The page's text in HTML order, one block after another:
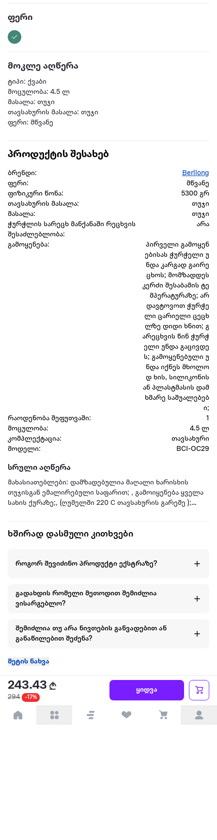
ფერი
მოკლე აღწერა
ტიპი: ქვაბი
მოცულობა: 4.5 ლ
მასალა: თუჯი
თავსახურის მასალა: თუჯი
ფერი: მწვანე
243.43
294 -17%
ყიდვა
პროდუქტის შესახებ
ბრენდი:
Berllong
ფერი:
მწვანე
ფიზიკური წონა:
5300 გრ
თავსახურის მასალა:
თუჯი
მასალა:
თუჯი
ჭურჭლის სარეცხ მანქანაში რეცხვის
შესაძლებლობა:
არა
გამოყენება:
პირველი გამოყენ
ებისას ჭურჭელი უ
ნდა კარგად გაირე
ცხოს; მომზადდეს
კერძი შესაბამის ტე
მპერატურაზე; არ
დავტოვოთ ჭურჭე
ლი ცარიელი ცეცხ
ლზე დიდი ხნით; გ
არეცხვის წინ ჭურჭ
ელი უნდა გაცივდე
ს; გამოყენებული უ
ნდა იქნეს მხოლო
დ ხის, სილიკონის
ან პლასტმასის დამ
ხმარე საშუალებებ
ი;
რაოდენობა შეფუთვაში:
1
მოცულობა:
4.5 ლ
კომპლექტაცია:
თავსახური
მოდელი:
BCI-OC29
სრული აღწერა
მახასიათებლები: დამზადებულია მაღალი ხარისხის
თუჯისგან ემალირებული საფარით; , გამოიყენება ყველა
სახის ქურაზე;, (ღუმელში 220 C თავსახურის გარეშე );
11.00 სმ; მოცულობა: 4.5ლ; წონა :5300 გრ
ხშირად დასმული კითხვები
როგორ შევიძინო პროდუქტი ექსტრაზე?
გადახდის რომელი მეთოდით შემიძლია
ვისარგებლო?
შემიძლია თუ არა ნივთების განვადებით ან
განაწილებით შეძენა?
მეტის ნახვა
ყველაზე დიდი ონლაინ მაღაზია